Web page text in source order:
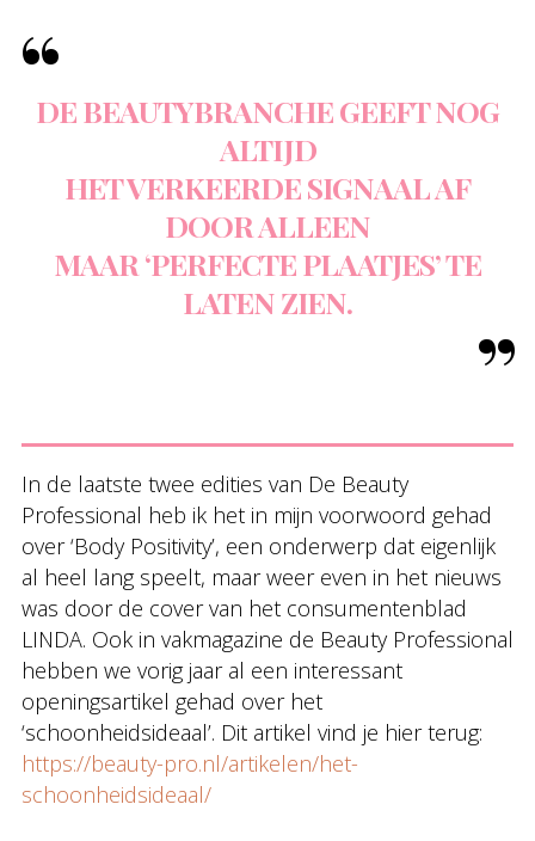
DE BEAUTYBRANCHE GEEFT NOG
ALTIJD
HET VERKEERDE SIGNAAL AF
DOOR ALLEEN
MAAR ‘PERFECTE PLAATJES’ TE
LATEN ZIEN.
In de laatste twee edities van De Beauty
Professional heb ik het in mijn voorwoord gehad
over ‘Body Positivity’, een onderwerp dat eigenlijk
al heel lang speelt, maar weer even in het nieuws
was door de cover van het consumentenblad
LINDA. Ook in vakmagazine de Beauty Professional
hebben we vorig jaar al een interessant
openingsartikel gehad over het
‘schoonheidsideaal’. Dit artikel vind je hier terug:
https://beauty-pro.nl/artikelen/het-
schoonheidsideaal/